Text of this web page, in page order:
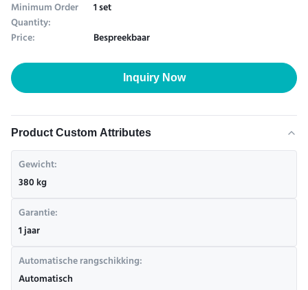
Minimum Order
Quantity:
1 set
Price:
Bespreekbaar
Inquiry Now
Product Custom Attributes
Gewicht:
380 kg
Garantie:
1 jaar
Automatische rangschikking:
Automatisch